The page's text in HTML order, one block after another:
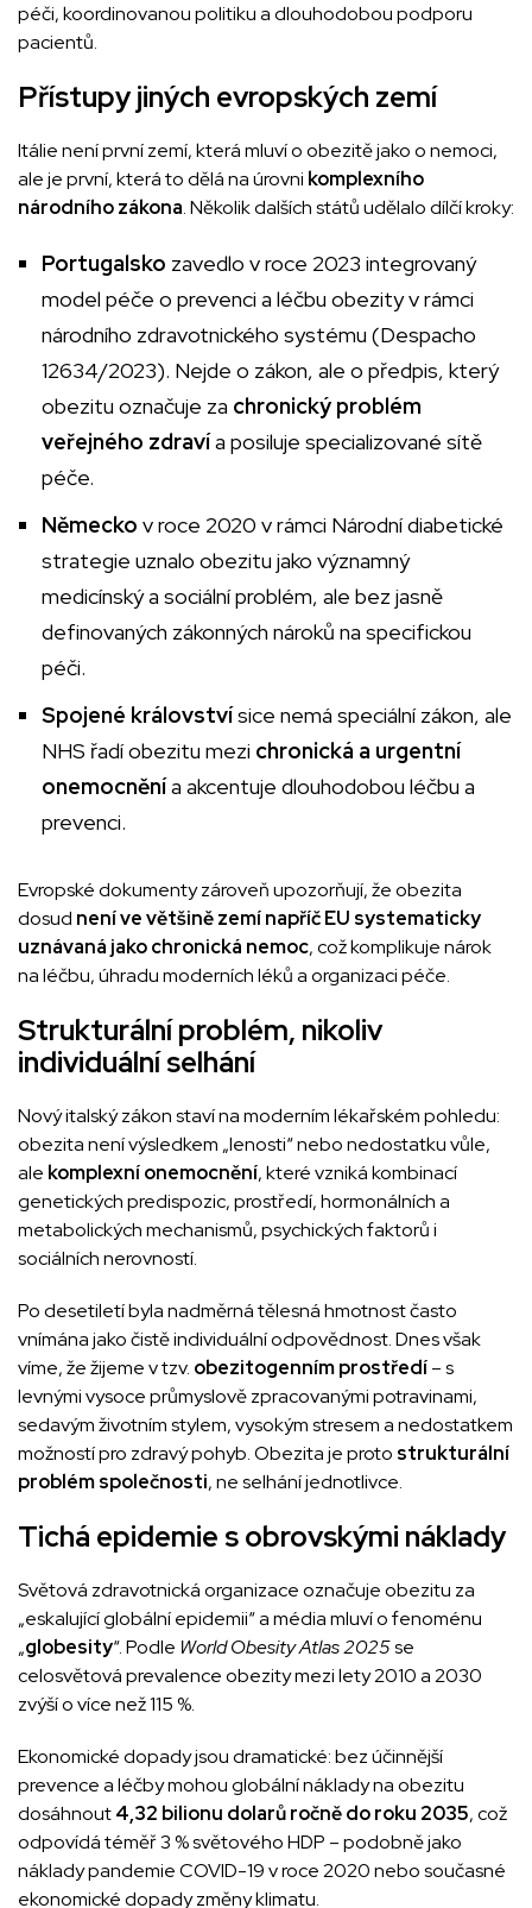
péči, koordinovanou politiku a dlouhodobou podporu
pacientů.
Přístupy jiných evropských zemí
Itálie není první zemí, která mluví o obezitě jako o nemoci,
ale je první, která to dělá na úrovni komplexního
národního zákona. Několik dalších států udělalo dílčí kroky:
Portugalsko zavedlo v roce 2023 integrovaný
model péče o prevenci a léčbu obezity v rámci
národního zdravotnického systému (Despacho
12634/2023). Nejde o zákon, ale o předpis, který
obezitu označuje za chronický problém
veřejného zdravía posiluje specializované sítě
péče.
Německo v roce 2020 v rámci Národní diabetické
strategie uznalo obezitu jako významný
medicínský a sociální problém, ale bez jasně
definovaných zákonných nároků na specifickou
péči.
Spojené královstvísice nemá speciální zákon, ale
NHS řadí obezitu mezi chronická a urgentní
onemocněnía akcentuje dlouhodobou léčbu a
prevenci.
Evropské dokumenty zároveň upozorňují, že obezita
dosud není ve většině zemí napříč EU systematicky
uznávaná jako chronická nemoc, což komplikuje nárok
na léčbu, úhradu moderních léků a organizaci péče.
Strukturální problém, nikoliv
individuální selhání
Nový italský zákon staví na moderním lékařském pohledu:
obezita není výsledkem „lenosti“ nebo nedostatku vůle,
ale komplexní onemocnění, které vzniká kombinací
genetických predispozic, prostředí, hormonálních a
metabolických mechanismů, psychických faktorů i
sociálních nerovností.
Po desetiletí byla nadměrná tělesná hmotnost často
vnímána jako čistě individuální odpovědnost. Dnes však
víme, že žijeme v tzv. obezitogenním prostředí– s
levnými vysoce průmyslově zpracovanými potravinami,
sedavým životním stylem, vysokým stresem a nedostatkem
možností pro zdravý pohyb. Obezita je proto strukturální
problém společnosti, ne selhání jednotlivce.
Tichá epidemie s obrovskými náklady
Světová zdravotnická organizace označuje obezitu za
„eskalující globální epidemii“ a média mluví o fenoménu
„globesity“. Podle World Obesity Atlas 2025se
celosvětová prevalence obezity mezi lety 2010 a 2030
zvýší o více než 115 %.
Ekonomické dopady jsou dramatické: bez účinnější
prevence a léčby mohou globální náklady na obezitu
dosáhnout4,32 bilionu dolarů ročně do roku 2035, což
odpovídá téměř 3 % světového HDP – podobně jako
náklady pandemie COVID-19 v roce 2020 nebo současné
ekonomické dopady změny klimatu.